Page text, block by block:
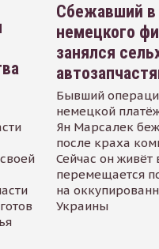
Сбежавший в
немецкого
занялся
Бывший
немецкой
Ян Марсалек
после краха
Сейчас он
перемещается
на
Украины